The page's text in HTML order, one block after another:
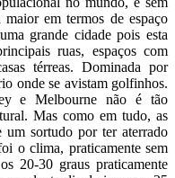
em termos de espaço
grande cidade pois esta
ruas, espaços com
térreas. Dominada por
onde se avistam golfinhos.
e Melbourne não é tão
Mas como em tudo, as
um sortudo por ter aterrado
o clima, praticamente sem
20-30 graus praticamente